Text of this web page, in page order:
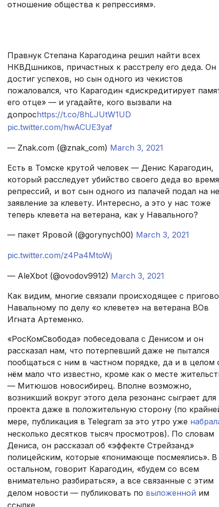
отношение общества к репрессиям».
Правнук Степана Карагодина решил найти всех
НКВДшников, причастных к расстрелу его деда. Он
достиг успехов, но сын одного из чекистов
пожаловался, что Карагодин «дискредитирует
его отце» — и угадайте, кого вызвали на
допросhttps://t.co/8hLJUtW1UD
pic.twitter.com/hwACUE3yaf
— Znak.com (@znak_com) March 3, 2021
Есть в Томске крутой человек — Денис Карагодин,
который расследует убийство своего деда во время
репрессий, и вот сын одного из палачей подал на
заявление за клевету. Интересно, а это у нас тоже
теперь клевета на ветерана, как у Навального?
— пакет Яровой (@gorynych00) March 3, 2021
pic.twitter.com/z4Pa4MtoWj
— AleXbot (@ovodov9912) March 3, 2021
Как видим, многие связали происходящее с
Навальному по делу «о клевете» на ветерана ВОв
Игната Артеменко.
«РосКомСвобода» побеседовала с Денисом и он
рассказал нам, что потерпевший даже не пытался
пообщаться с ним в частном порядке, да и в целом
нём мало что известно, кроме как о месте
— Митюшов новосибирец. Вполне возможно,
возникший вокруг этого дела резонанс сыграет для
проекта даже в положительную сторону (по
мере, публикация в Telegram за это утро уже
несколько десятков тысяч просмотров). По словам
Дениса, он рассказал об «эффекте Стрейзанд»
полицейским, которые «понимающе посмеялись». В
остальном, говорит Карагодин, «будем со всем
внимательно разбираться», а все связанные с этим
делом новости — публиковать по выложенной им